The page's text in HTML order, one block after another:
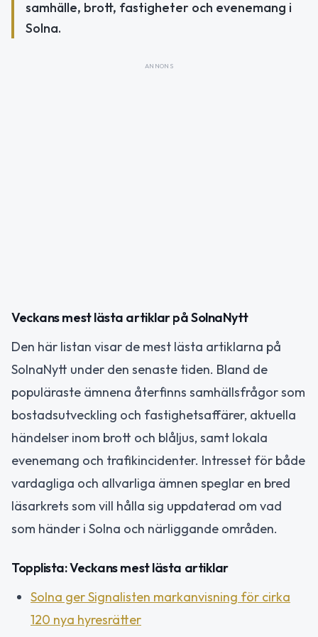
samhälle, brott, fastigheter och evenemang i
Solna.
ANNONS
Veckans mest lästa artiklar på SolnaNytt
Den här listan visar de mest lästa artiklarna på
SolnaNytt under den senaste tiden. Bland de
populäraste ämnena återfinns samhällsfrågor som
bostadsutveckling och fastighetsaffärer, aktuella
händelser inom brott och blåljus, samt lokala
evenemang och trafikincidenter. Intresset för både
vardagliga och allvarliga ämnen speglar en bred
läsarkrets som vill hålla sig uppdaterad om vad
som händer i Solna och närliggande områden.
Topplista: Veckans mest lästa artiklar
Solna ger Signalisten markanvisning för cirka
120 nya hyresrätter